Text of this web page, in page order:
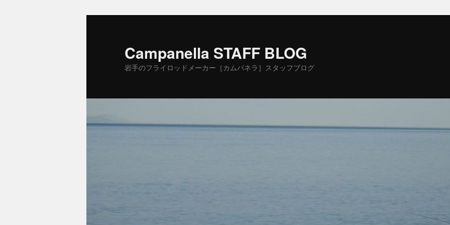
Campanella STAFF BLOG
岩手のフライロッドメーカー［カムパネラ］スタッフブログ